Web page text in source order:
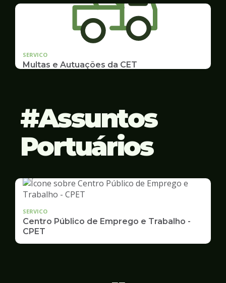
Estudantes
SERVICO
Multas e Autuações da CET
Assuntos
Portuários
SERVICO
Centro Público de Emprego e Trabalho -
CPET